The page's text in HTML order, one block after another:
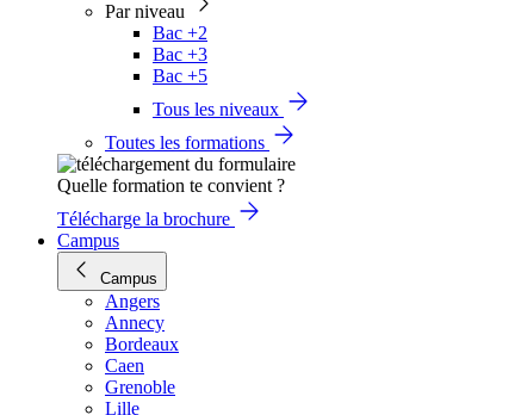
Par niveau
Bac +2
Bac +3
Bac +5
Tous les niveaux
Toutes les formations
Quelle formation te convient ?
Télécharge la brochure
Campus
Campus
Angers
Annecy
Bordeaux
Caen
Grenoble
Lille